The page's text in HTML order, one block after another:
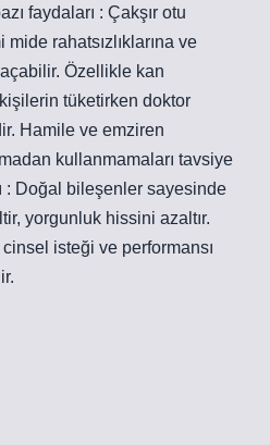
faydaları : Çakşır otu
mide rahatsızlıklarına ve
Özellikle kan
tüketirken doktor
Hamile ve emziren
kullanmamaları tavsiye
: Doğal bileşenler sayesinde
yorgunluk hissini azaltır.
cinsel isteği ve performansı